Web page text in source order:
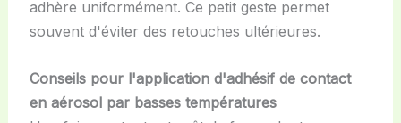
adhère uniformément. Ce petit geste permet
souvent d'éviter des retouches ultérieures.
Conseils pour l'application d'adhésif de contact
en aérosol par basses températures